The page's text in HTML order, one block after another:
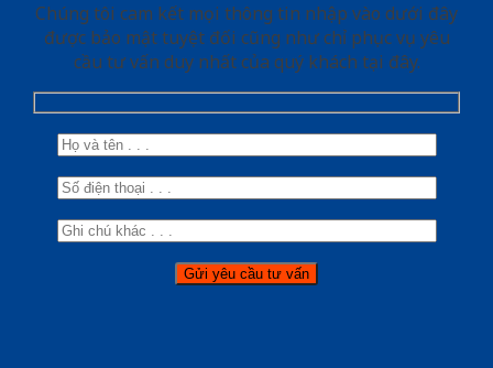
Chúng tôi cam kết mọi thông tin nhập vào dưới đây
được bảo mật tuyệt đối cũng như chỉ phục vụ yêu
cầu tư vấn duy nhất của quý khách tại đây.